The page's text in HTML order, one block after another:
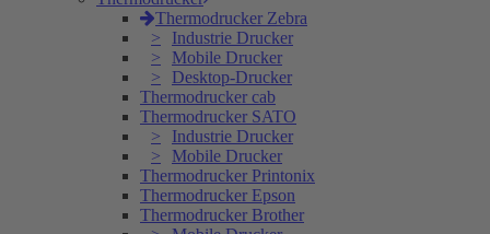
Thermodrucker Zebra
Industrie Drucker
Mobile Drucker
Desktop-Drucker
Thermodrucker cab
Thermodrucker SATO
Industrie Drucker
Mobile Drucker
Thermodrucker Printonix
Thermodrucker Epson
Thermodrucker Brother